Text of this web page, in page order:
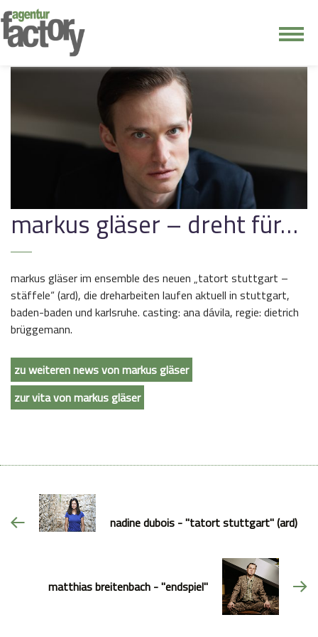
kontakt
markus gläser – dreht für…
markus gläser im ensemble des neuen „tatort stuttgart –
stäffele“ (ard), die dreharbeiten laufen aktuell in stuttgart,
baden-baden und karlsruhe. casting: ana dávila, regie: dietrich
brüggemann.
zu weiteren news von markus gläser
zur vita von markus gläser
nadine dubois - "tatort stuttgart" (ard)
matthias breitenbach - "endspiel"